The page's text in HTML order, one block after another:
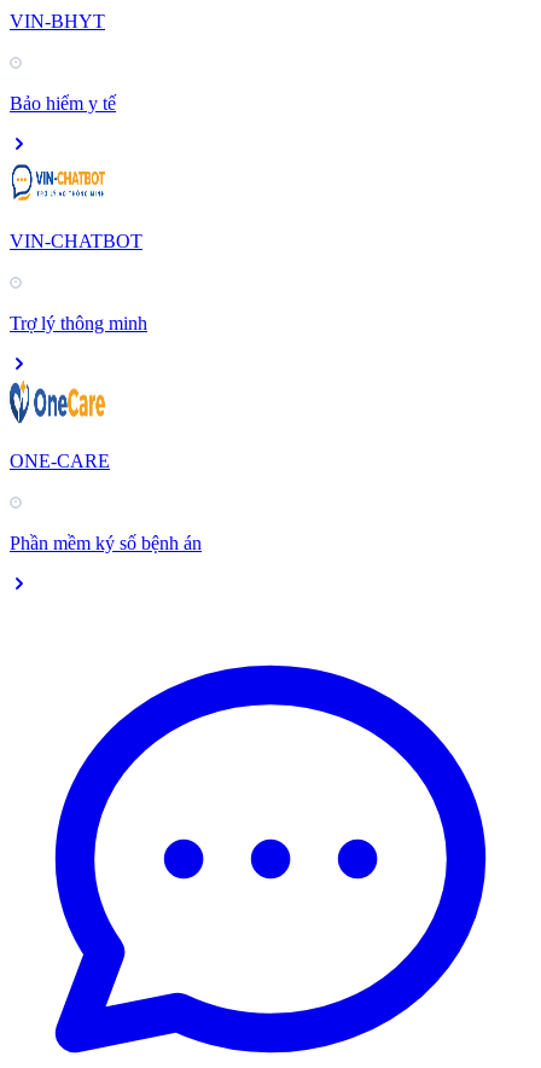
VIN-BHYT
Bảo hiểm y tế
VIN-CHATBOT
Trợ lý thông minh
ONE-CARE
Phần mềm ký số bệnh án